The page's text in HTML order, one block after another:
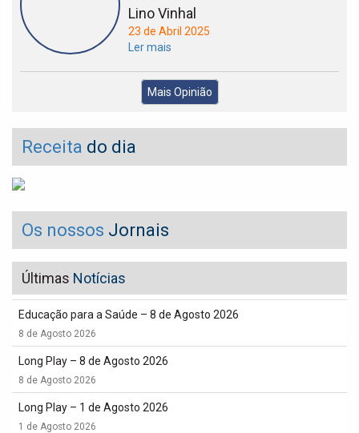
Lino Vinhal
23 de Abril 2025
Ler mais
Mais Opinião
Receita do dia
Os nossos Jornais
Últimas Notícias
Educação para a Saúde – 8 de Agosto 2026
8 de Agosto 2026
Long Play – 8 de Agosto 2026
8 de Agosto 2026
Long Play – 1 de Agosto 2026
1 de Agosto 2026